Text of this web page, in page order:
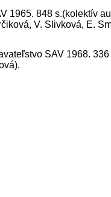
1965. 848 s.(kolektív
V. Slivková, E.
SAV 1968.